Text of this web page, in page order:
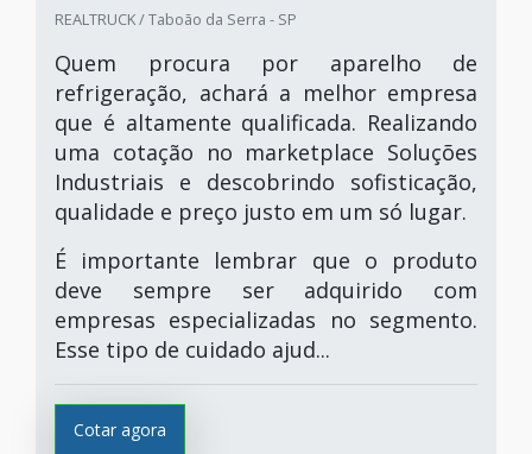
REALTRUCK / Taboão da Serra - SP
Quem procura por aparelho de
refrigeração, achará a melhor empresa
que é altamente qualificada. Realizando
uma cotação no marketplace Soluções
Industriais e descobrindo sofisticação,
qualidade e preço justo em um só lugar.
É importante lembrar que o produto
deve sempre ser adquirido com
empresas especializadas no segmento.
Esse tipo de cuidado ajud...
Cotar agora